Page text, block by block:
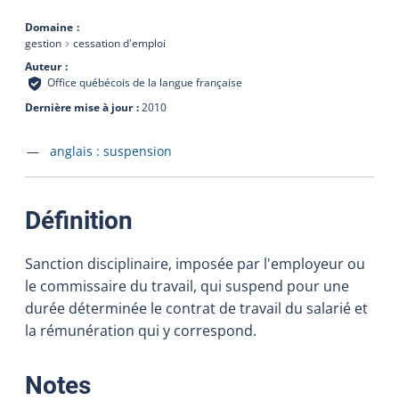
Domaine
gestion
cessation d'emploi
Auteur
Office québécois de la langue française
Dernière mise à jour 2010
Accéder à la fiche en
anglais : suspension
Définition
Sanction disciplinaire, imposée par l'employeur ou
le commissaire du travail, qui suspend pour une
durée déterminée le contrat de travail du salarié et
la rémunération qui y correspond.
Notes: